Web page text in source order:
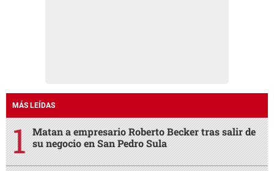
MÁS LEÍDAS
Matan a empresario Roberto Becker tras salir de
su negocio en San Pedro Sula